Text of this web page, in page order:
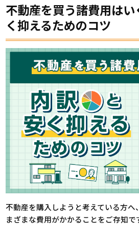
不動産を買う諸費用は
く抑えるためのコツ
不動産を購入しようと考えている方へ
まざまな費用がかかることをご存知で